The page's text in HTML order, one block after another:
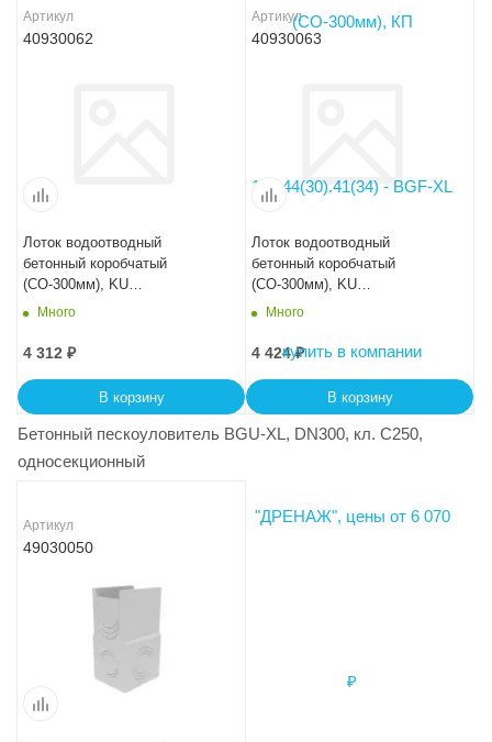
Артикул
40930062
Лоток водоотводный
бетонный коробчатый
(СО-300мм), KU
100.44(30).39(32,5) - BGU, №
Много
4 312 ₽
В корзину
Артикул
40930063
Лоток водоотводный
бетонный коробчатый
(СО-300мм), KU
100.44(30).41,5(35) - BGU, №
Много
4 424₽
В корзину
Бетонный пескоуловитель BGU-XL, DN300, кл. C250,
односекционный
Артикул
49030050